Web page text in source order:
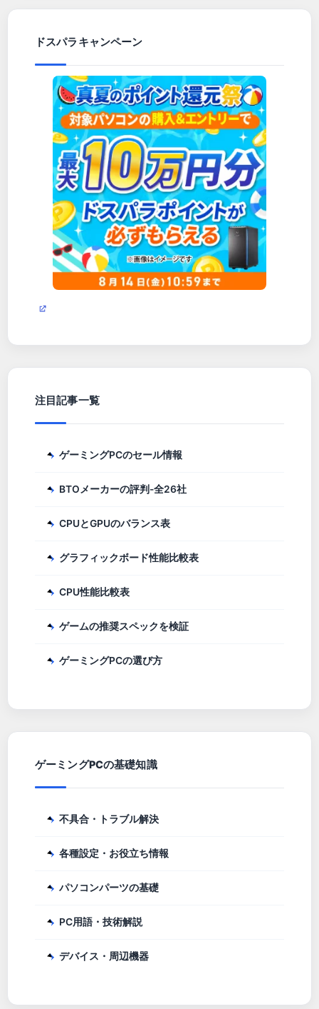
ドスパラキャンペーン
注目記事一覧
ゲーミングPCのセール情報
BTOメーカーの評判-全26社
CPUとGPUのバランス表
グラフィックボード性能比較表
CPU性能比較表
ゲームの推奨スペックを検証
ゲーミングPCの選び方
ゲーミングPCの基礎知識
不具合・トラブル解決
各種設定・お役立ち情報
パソコンパーツの基礎
PC用語・技術解説
デバイス・周辺機器